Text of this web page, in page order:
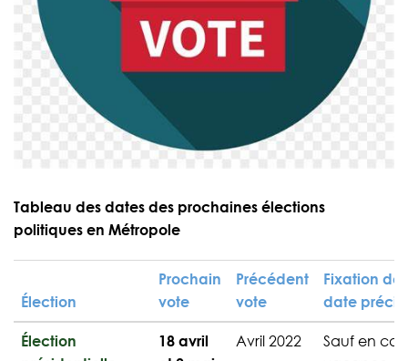
Tableau des dates des prochaines élections
politiques en Métropole
Élection
Prochain
vote
Précédent
vote
Fixation de
date
Élection
18 avril
Avril 2022
Sauf en